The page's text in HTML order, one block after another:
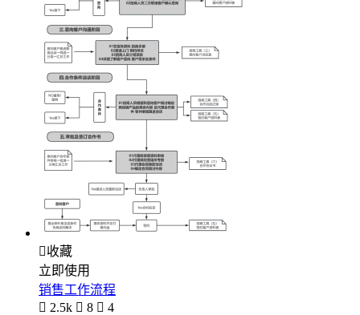
收藏
立即使用
销售工作流程
 2.5k  8  4